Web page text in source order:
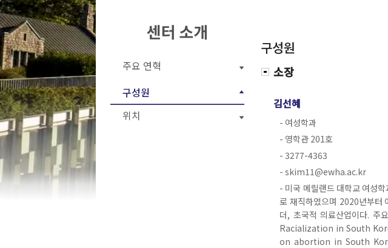
주요 연혁
구성원
위치
소장
김선혜
- 여성학과
- 영학관 201호
- 3277-4363
- skim11@ewha.ac.kr
- 미국 메릴랜드 대학교 여성
로 재직하였으며 2020년부터
더, 초국적 의료산업이다.
Racialization in South
on abortion in South
구성원